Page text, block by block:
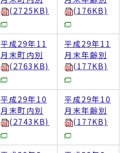
(2725KB)
(176KB)
平成29年11
月末町内別
(2763KB)
平成29年11
月末年齢別
(177KB)
平成29年10
月末町内別
(2743KB)
平成29年10
月末年齢別
(177KB)